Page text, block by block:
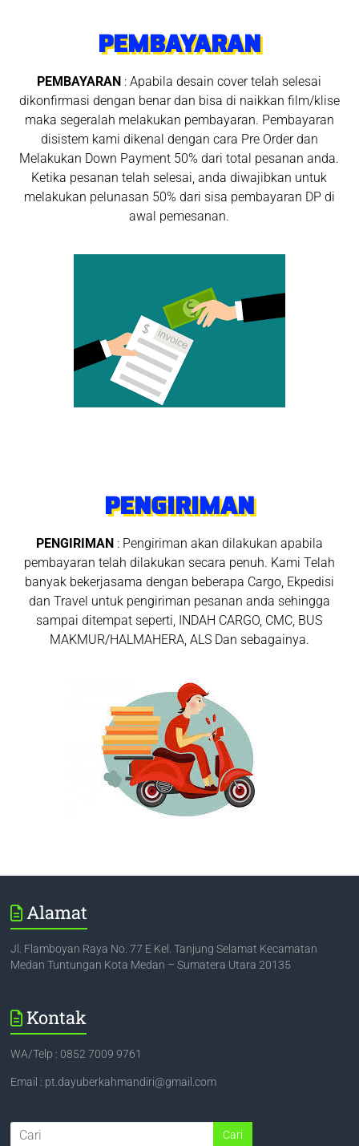
PEMBAYARAN
PEMBAYARAN : Apabila desain cover telah selesai
dikonfirmasi dengan benar dan bisa di naikkan film/klise
maka segeralah melakukan pembayaran. Pembayaran
disistem kami dikenal dengan cara Pre Order dan
Melakukan Down Payment 50% dari total pesanan anda.
Ketika pesanan telah selesai, anda diwajibkan untuk
melakukan pelunasan 50% dari sisa pembayaran DP di
awal pemesanan.
PENGIRIMAN
PENGIRIMAN : Pengiriman akan dilakukan apabila
pembayaran telah dilakukan secara penuh. Kami Telah
banyak bekerjasama dengan beberapa Cargo, Ekpedisi
dan Travel untuk pengiriman pesanan anda sehingga
sampai ditempat seperti, INDAH CARGO, CMC, BUS
MAKMUR/HALMAHERA, ALS Dan sebagainya.
Alamat
Jl. Flamboyan Raya No. 77 E Kel. Tanjung Selamat Kecamatan
Medan Tuntungan Kota Medan – Sumatera Utara 20135
Kontak
WA/Telp : 0852 7009 9761
Email : pt.dayuberkahmandiri@gmail.com